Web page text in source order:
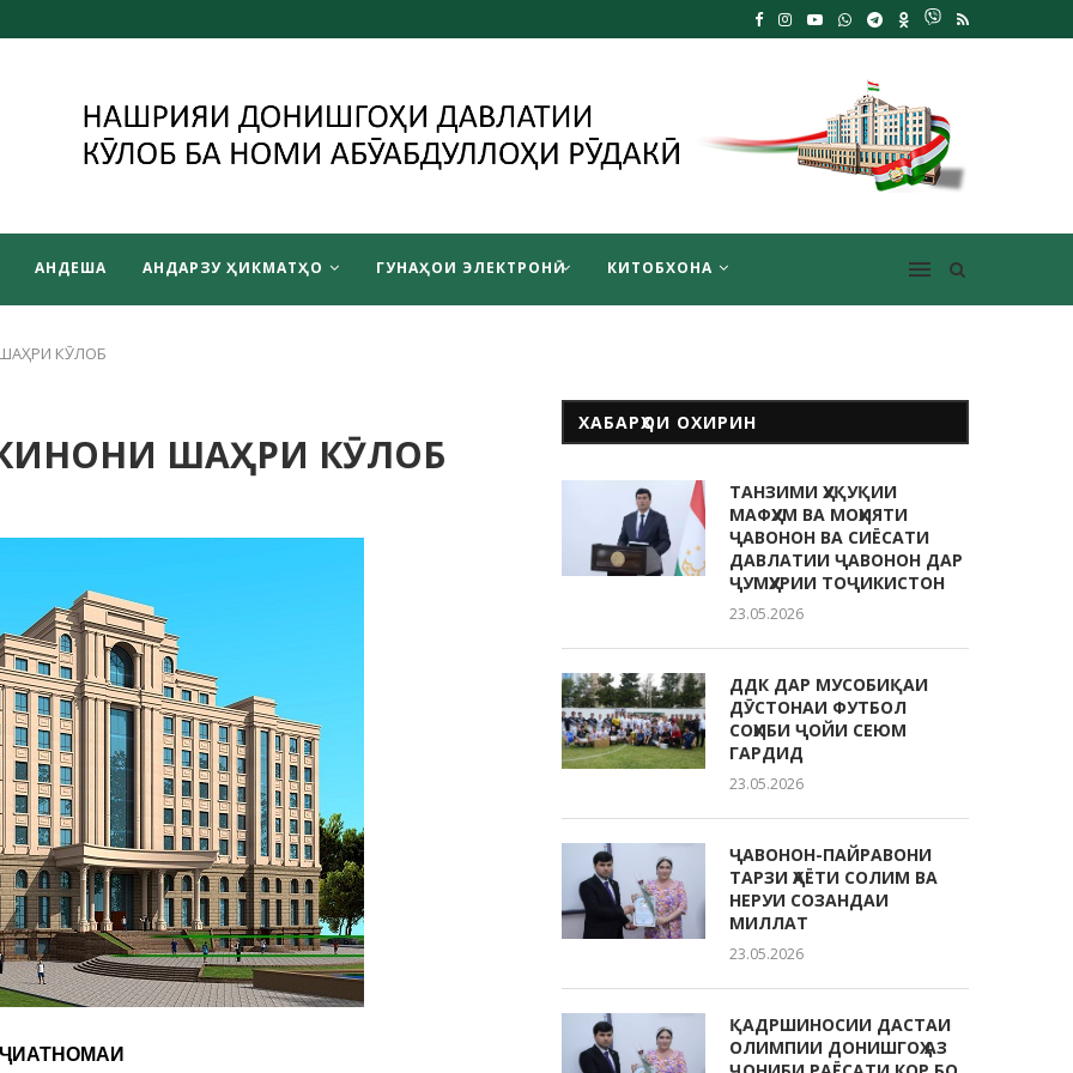
АНДЕША АНДАРЗУ ҲИКМАТҲО ГУНАҲОИ ЭЛЕКТРОНӢ КИТОБХОНА
КӮЛОБ
ШАҲРИ КӮЛОБ
ХАБАРҲОИ ОХИРИН
ТАНЗИМИ ҲУҚУҚИИ
МАФҲУМ ВА МОҲИЯТИ
ҶАВОНОН ВА СИЁСАТИ
ДАВЛАТИИ ҶАВОНОН ДАР
ҶУМҲУРИИ ТОҶИКИСТОН
23.05.2026
ДДК ДАР МУСОБИҚАИ
ДӮСТОНАИ ФУТБОЛ
СОҲИБИ ҶОЙИ СЕЮМ
ГАРДИД
23.05.2026
ҶАВОНОН-ПАЙРАВОНИ
ТАРЗИ ҲАЁТИ СОЛИМ ВА
НЕРУИ СОЗАНДАИ
МИЛЛАТ
23.05.2026
ҚАДРШИНОСИИ ДАСТАИ
ОЛИМПИИ ДОНИШГОҲ АЗ